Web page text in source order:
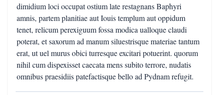
dimidium loci occupat ostium late restagnans Baphyri
amnis, partem planitiae aut Iouis templum aut oppidum
tenet, relicum perexiguum fossa modica ualloque claudi
poterat, et saxorum ad manum siluestrisque materiae tantum
erat, ut uel murus obici turresque excitari potuerint. quorum
nihil cum dispexisset caecata mens subito terrore, nudatis
omnibus praesidiis patefactisque bello ad Pydnam refugit.